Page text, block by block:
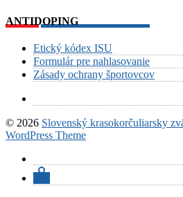
ANTIDOPING
Etický kódex ISU
Formulár pre nahlasovanie
Zásady ochrany športovcov
© 2026 Slovenský krasokorčuliarsky
WordPress Theme